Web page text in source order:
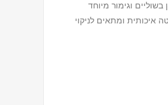
וגימור מיוחד
איכותית ומתאים לניקוי